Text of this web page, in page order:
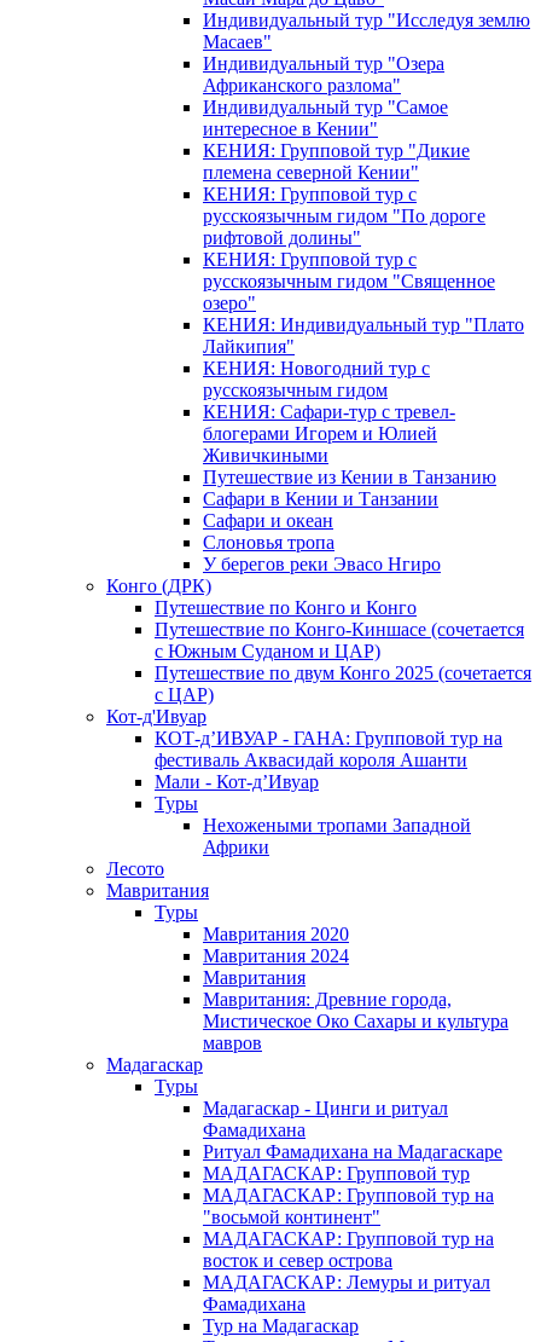
Индивидуальный тур "Исследуя землю
Масаев"
Индивидуальный тур "Озера
Африканского разлома"
Индивидуальный тур "Самое
интересное в Кении"
КЕНИЯ: Групповой тур "Дикие
племена северной Кении"
КЕНИЯ: Групповой тур с
русскоязычным гидом "По дороге
рифтовой долины"
КЕНИЯ: Групповой тур с
русскоязычным гидом "Священное
озеро"
КЕНИЯ: Индивидуальный тур "Плато
Лайкипия"
КЕНИЯ: Новогодний тур с
русскоязычным гидом
КЕНИЯ: Сафари-тур с тревел-
блогерами Игорем и Юлией
Живичкиными
Путешествие из Кении в Танзанию
Сафари в Кении и Танзании
Сафари и океан
Слоновья тропа
У берегов реки Эвасо Нгиро
Конго (ДРК)
Путешествие по Конго и Конго
Путешествие по Конго-Киншасе (сочетается
с Южным Суданом и ЦАР)
Путешествие по двум Конго 2025 (сочетается
с ЦАР)
Кот-д'Ивуар
КОТ-д’ИВУАР - ГАНА: Групповой тур на
фестиваль Аквасидай короля Ашанти
Мали - Кот-д’Ивуар
Туры
Нехожеными тропами Западной
Африки
Лесото
Мавритания
Туры
Мавритания 2020
Мавритания 2024
Мавритания
Мавритания: Древние города,
Мистическое Око Сахары и культура
мавров
Мадагаскар
Туры
Мадагаскар - Цинги и ритуал
Фамадихана
Ритуал Фамадихана на Мадагаскаре
МАДАГАСКАР: Групповой тур
МАДАГАСКАР: Групповой тур на
"восьмой континент"
МАДАГАСКАР: Групповой тур на
восток и север острова
МАДАГАСКАР: Лемуры и ритуал
Фамадихана
Тур на Мадагаскар